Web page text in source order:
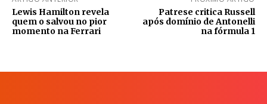
Lewis Hamilton revela
quem o salvou no pior
momento na Ferrari
Patrese critica Russell
após domínio de Antonelli
na fórmula 1